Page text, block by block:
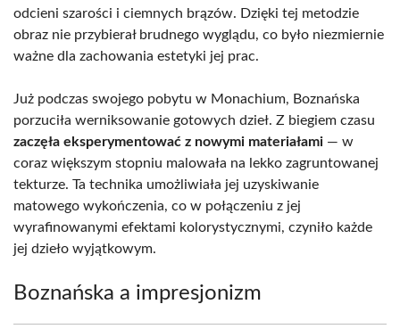
odcieni szarości i ciemnych brązów. Dzięki tej metodzie
obraz nie przybierał brudnego wyglądu, co było niezmiernie
ważne dla zachowania estetyki jej prac.
Już podczas swojego pobytu w Monachium, Boznańska
porzuciła werniksowanie gotowych dzieł. Z biegiem czasu
zaczęła eksperymentować z nowymi materiałami — w
coraz większym stopniu malowała na lekko zagruntowanej
tekturze. Ta technika umożliwiała jej uzyskiwanie
matowego wykończenia, co w połączeniu z jej
wyrafinowanymi efektami kolorystycznymi, czyniło każde
jej dzieło wyjątkowym.
Boznańska a impresjonizm